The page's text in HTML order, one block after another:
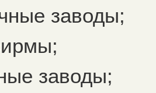
заводы;
заводы;